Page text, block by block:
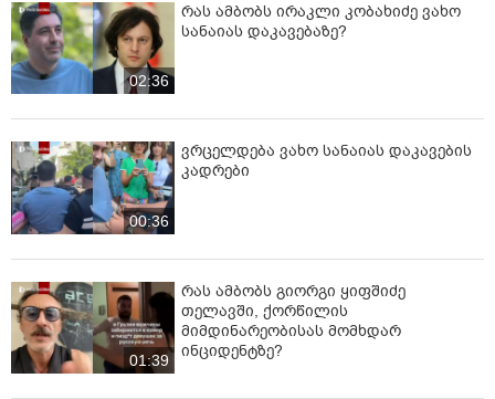
02:36
რას ამბობს ირაკლი კობახიძე ვახო
სანაიას დაკავებაზე?
00:36
ვრცელდება ვახო სანაიას დაკავების
კადრები
01:39
რას ამბობს გიორგი ყიფშიძე
თელავში, ქორწილის
მიმდინარეობისას მომხდარ
ინციდენტზე?